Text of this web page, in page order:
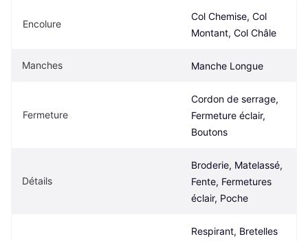
Encolure
Col Chemise, Col
Montant, Col Châle
Manches Manche Longue
Fermeture
Cordon de serrage,
Fermeture éclair,
Boutons
Détails
Broderie, Matelassé,
Fente, Fermetures
éclair, Poche
Respirant, Bretelles